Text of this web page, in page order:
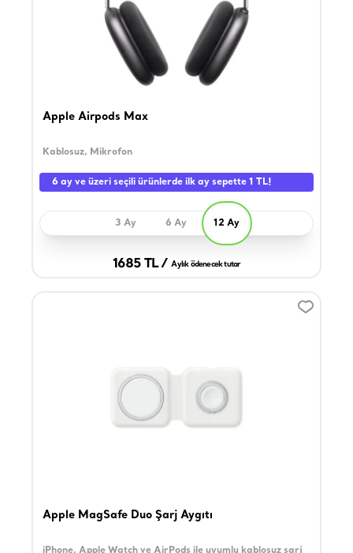
Apple Airpods Max
Kablosuz, Mikrofon
6 ay ve üzeri seçili ürünlerde ilk ay sepette 1 TL!
3 Ay 6 Ay 12 Ay
1685 TL / Aylık ödenecek tutar
Apple MagSafe Duo Şarj Aygıtı
iPhone, Apple Watch ve AirPods ile uyumlu kablosuz şarj